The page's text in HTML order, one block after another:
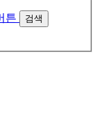
검색